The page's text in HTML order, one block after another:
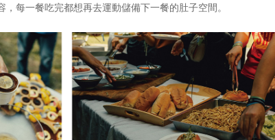
每一餐吃完都想再去運動儲備下一餐的肚子空間。